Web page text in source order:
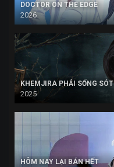
DOCTOR ON THE EDGE
2026
KHEMJIRA PHẢI SỐNG SÓT
2025
HÔM NAY LẠI BÁN HẾT